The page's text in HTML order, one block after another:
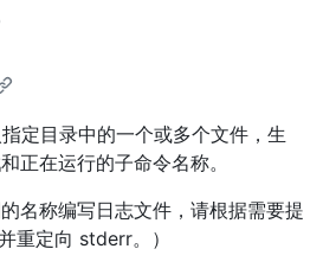
定目录中的一个或多个文件，生
正在运行的子命令名称。
名称编写日志文件，请根据需要提
重定向 stderr。）